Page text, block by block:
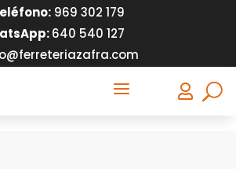
969 302 179
640 540 127
a 